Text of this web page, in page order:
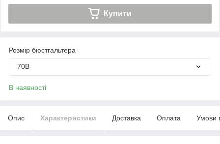
Купити
Розмір бюстгальтера
70B
В наявності
Опис Характеристики Доставка Оплата Умови